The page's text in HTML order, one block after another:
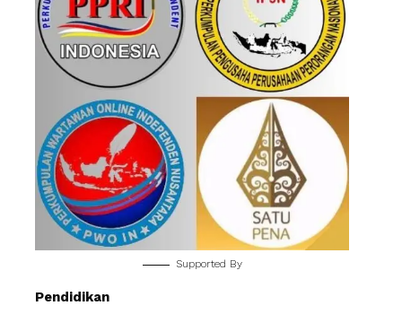
Supported By
Pendidikan